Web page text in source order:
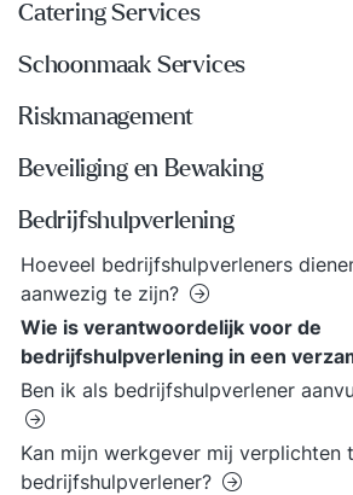
Catering Services
Schoonmaak Services
Riskmanagement
Beveiliging en Bewaking
Bedrijfshulpverlening
Hoeveel bedrijfshulpverleners
aanwezig te zijn?
Wie is verantwoordelijk voor de
bedrijfshulpverlening in een
Ben ik als bedrijfshulpverlener
Kan mijn werkgever mij verplichten
bedrijfshulpverlener?